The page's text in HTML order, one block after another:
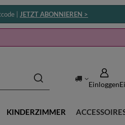
| JETZT ABONNIEREN >
Einloggen
KINDERZIMMER